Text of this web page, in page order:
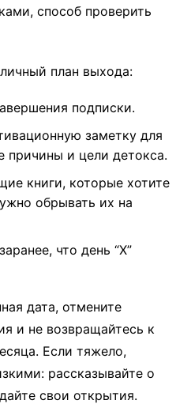
способ проверить
план выхода:
подписки.
заметку для
причины и цели детокса.
книги, которые хотите
обрывать их на
что день “X”
дата, отмените
и не возвращайтесь к
Если тяжело,
рассказывайте о
свои открытия.